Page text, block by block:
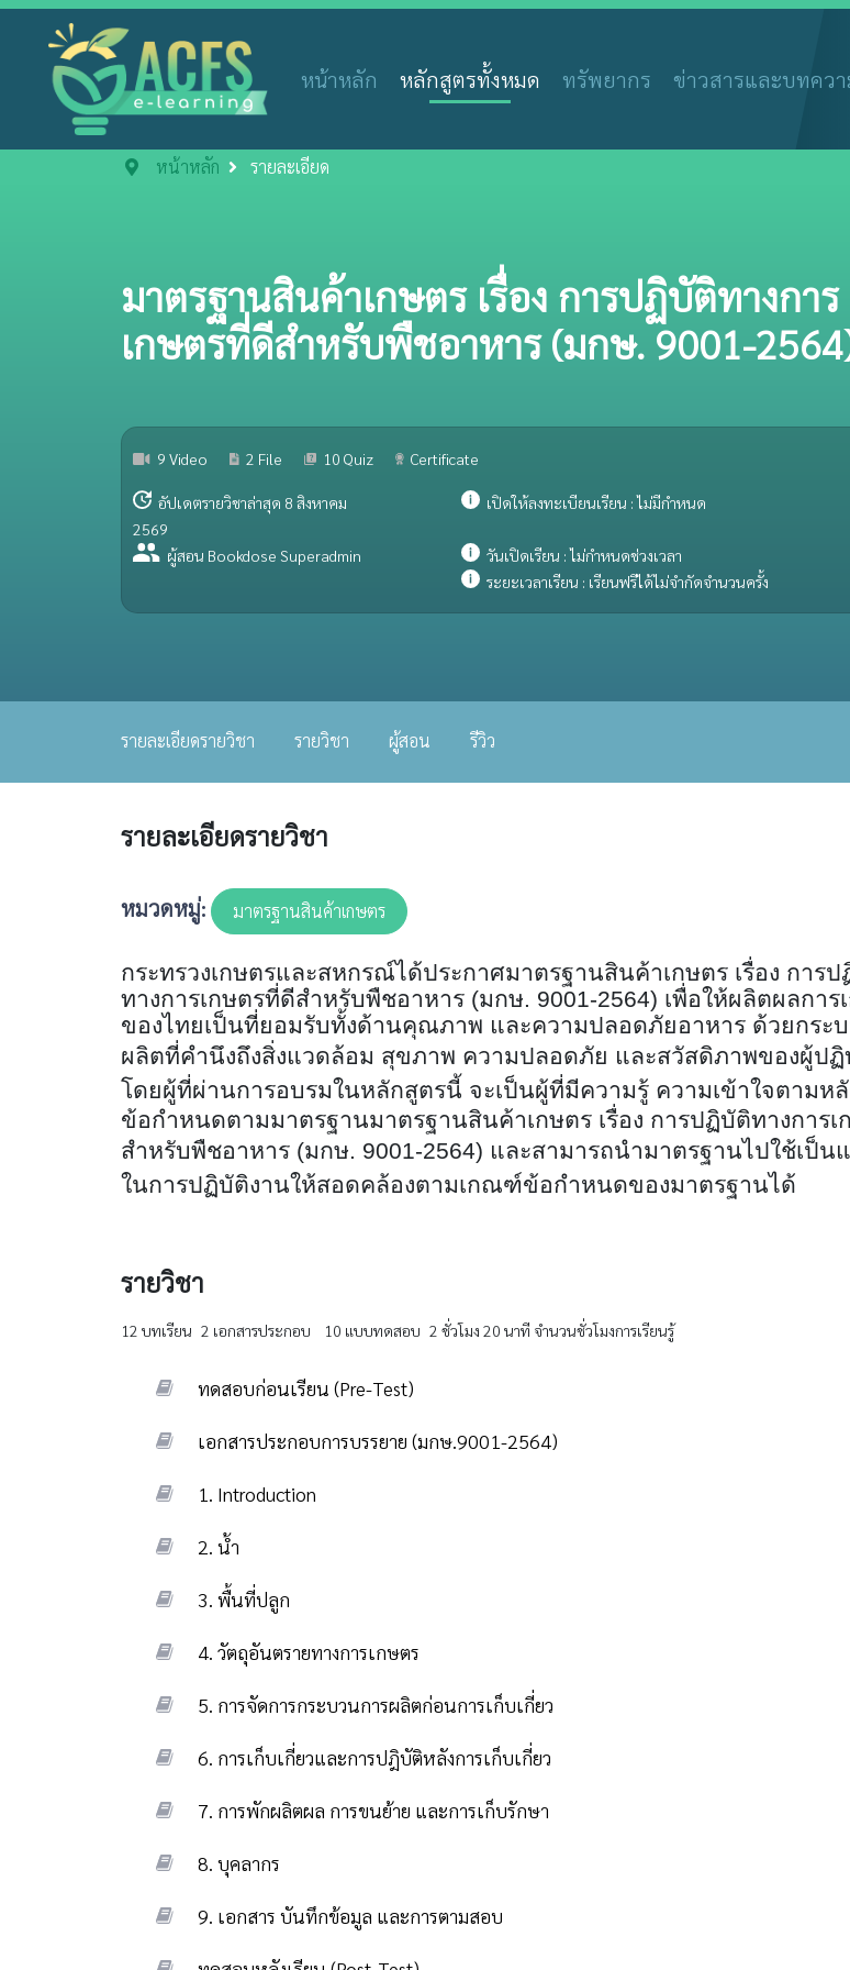
หน้าหลัก หลักสูตรทั้งหมด ทรัพยากร ข่าวสารและบทคว
หน้าหลัก รายละเอียด
มาตรฐานสินค้าเกษตร เรื่อง การปฏิบัติทางการ
เกษตรที่ดีสำหรับพืชอาหาร (มกษ. 9001-
9 Video 2 File 10 Quiz Certificate
อัปเดตรายวิชาล่าสุด 8 สิงหาคม
2569
เปิดให้ลงทะเบียนเรียน : ไม่มีกำหนด
ผู้สอน Bookdose Superadmin
วันเปิดเรียน : ไม่กำหนดช่วงเวลา
ระยะเวลาเรียน : เรียนฟรีได้ไม่จำกัดจำนวนครั้ง
รายละเอียดรายวิชา รายวิชา ผู้สอน รีวิว
รายละเอียดรายวิชา
หมวดหมู่: มาตรฐานสินค้าเกษตร
กระทรวงเกษตรและสหกรณ์ได้ประกาศมาตรฐานสินค้าเกษตร เรื่อง การ
ทางการเกษตรที่ดีสำหรับพืชอาหาร (มกษ. 9001-2564) เพื่อให้ผลิตผลการ
ของไทยเป็นที่ยอมรับทั้งด้านคุณภาพ และความปลอดภัยอาหาร ด้วยกระ
ผลิตที่คำนึงถึงสิ่งแวดล้อม สุขภาพ ความปลอดภัย และสวัสดิภาพของผู้ปฏิ
โดยผู้ที่ผ่านการอบรมในหลักสูตรนี้ จะเป็นผู้ที่มีความรู้ ความเข้าใจตามห
ข้อกำหนดตามมาตรฐานมาตรฐานสินค้าเกษตร เรื่อง การปฏิบัติทางการเ
สำหรับพืชอาหาร (มกษ. 9001-2564) และสามารถนำมาตรฐานไปใช้เป็น
ในการปฏิบัติงานให้สอดคล้องตามเกณฑ์ข้อกำหนดของมาตรฐานได้
รายวิชา
12 บทเรียน 2 เอกสารประกอบ 10 แบบทดสอบ 2 ชั่วโมง 20 นาที จำนวนชั่วโมงการเรียนรู้
ทดสอบก่อนเรียน (Pre-Test)
ทดสอบก่อนเรียน (Pre-Test)
เอกสารประกอบการบรรยาย (มกษ.9001-2564)
เอกสารประกอบการบรรยายมาตรฐานสินค้าเกษตร เรื่อง การปฏิบัติทางการเกษตรที่ดีสำหรับพืชอาหาร (มกษ.9001-2564)
มาตรฐานสินค้าเกษตร เรื่อง การปฏิบัติทางการเกษตรที่ดีสำหรับพืชอาหาร (มกษ.9001-2564)
1. Introduction
Introduction - แนะนำหลักสูตร
คำถามระหว่างบทเรียน Introduction
2. น้ำ
น้ำ14:43
คำถามระหว่างบทเรียน (น้ำ)
3. พื้นที่ปลูก
พื้นที่ปลูก 15:53
คำถามระหว่างบทเรียน พื้นที่ปลูก
4. วัตถุอันตรายทางการเกษตร
วัตถุอันตรายทางการเกษตร30:30
คำถามระหว่างบทเรียน (วัตถุอันตรายทางการเกษตร)
5. การจัดการกระบวนการผลิตก่อนการเก็บเกี่ยว
การจัดการกระบวนการผลิตก่อนการเก็บเกี่ยว16:45
คำถามระหว่างบทเรียน (การจัดการกระบวนการผลิตก่อนการเก็บเกี่ยว)
6. การเก็บเกี่ยวและการปฎิบัติหลังการเก็บเกี่ยว
การเก็บเกี่ยวและการปฎิบัติหลังการเก็บเกี่ยว11:54
คำถามระหว่างบทเรียน (การเก็บเกี่ยวและการปฎิบัติหลังการเก็บเกี่ยว)
7. การพักผลิตผล การขนย้าย และการเก็บรักษา
การพักผลิตผล การขนย้าย และการเก็บรักษา
8. บุคลากร
บุคลากร06:42
คำถามระหว่างบทเรียน (บุคลากร)
9. เอกสาร บันทึกข้อมูล และการตามสอบ